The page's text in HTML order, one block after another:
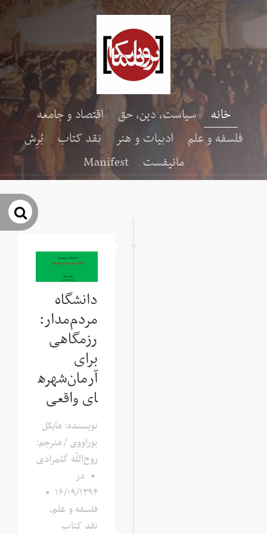
خانه سیاست، دین، حق
اقتصاد و جامعه
فلسفه و علم
ادبیات و هنر نقد کتاب
بُرِش
مانیفست
Manifest
دانشگاه
مردم‌مدار:
رزمگاهی
برای
آرمان‌شهره
ای واقعی
نویسنده: مایکل
بوراووی / مترجم:
روح‌اللّه گلمرادی
• در
۱۶/۰۹/۱۳۹۴ •
فلسفه و علم,
نقد کتاب